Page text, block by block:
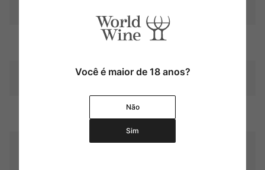
Dão
Portugal
violáceos
Graduação Alcóoli
Você é maior de 18 anos?
Não
Sim